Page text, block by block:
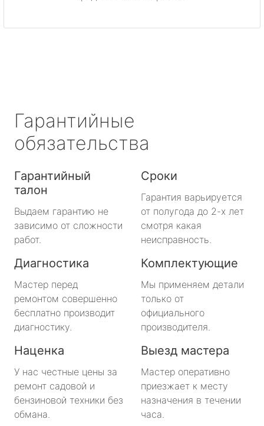
Гарантийные
обязательства
Гарантийный
талон
Выдаем гарантию не
зависимо от сложности
работ.
Сроки
Гарантия варьируется
от полугода до 2-х лет
смотря какая
неисправность.
Диагностика
Мастер перед
ремонтом совершенно
бесплатно производит
диагностику.
Комплектующие
Мы применяем детали
только от
официального
производителя.
Наценка
У нас честные цены за
ремонт садовой и
бензиновой техники без
обмана.
Выезд мастера
Мастер оперативно
приезжает к месту
назначения в течении
часа.